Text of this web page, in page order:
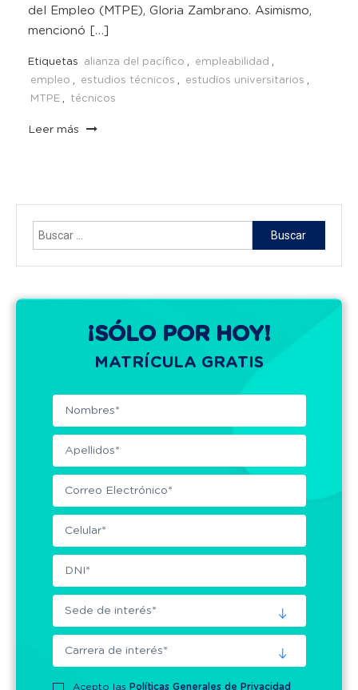
del Empleo (MTPE), Gloria Zambrano. Asimismo,
mencionó […]
Etiquetas alianza del pacífico , empleabilidad ,
empleo , estudios técnicos , estudios universitarios ,
MTPE , técnicos
Leer más
Buscar:
¡SÓLO POR HOY!
MATRÍCULA GRATIS
Acepto las Políticas Generales de Privacidad